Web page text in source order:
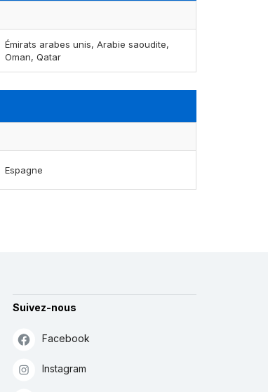
Émirats arabes unis, Arabie saoudite,
Oman, Qatar
Espagne
Suivez-nous
Facebook
Instagram